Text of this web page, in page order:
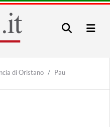
di Oristano
Pau